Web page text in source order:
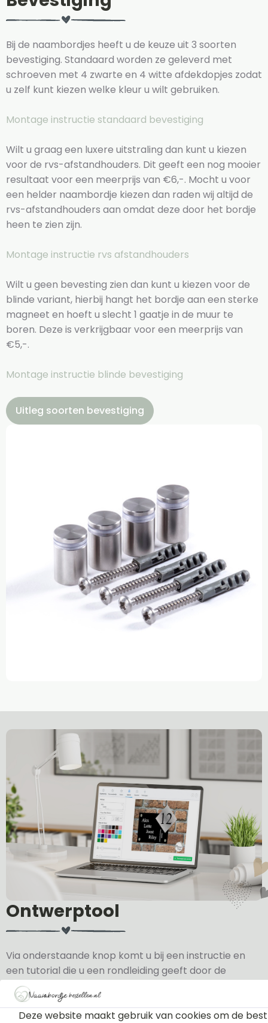
Bij de naambordjes heeft u de keuze uit 3 soorten
bevestiging. Standaard worden ze geleverd met
schroeven met 4 zwarte en 4 witte afdekdopjes zodat
u zelf kunt kiezen welke kleur u wilt gebruiken.
Montage instructie standaard bevestiging
Wilt u graag een luxere uitstraling dan kunt u kiezen
voor de rvs-afstandhouders. Dit geeft een nog mooier
resultaat voor een meerprijs van €6,-. Mocht u voor
een helder naambordje kiezen dan raden wij altijd de
rvs-afstandhouders aan omdat deze door het bordje
heen te zien zijn.
Montage instructie rvs afstandhouders
Wilt u geen bevesting zien dan kunt u kiezen voor de
blinde variant, hierbij hangt het bordje aan een sterke
magneet en hoeft u slecht 1 gaatje in de muur te
boren. Deze is verkrijgbaar voor een meerprijs van
€5,-.
Montage instructie blinde bevestiging
Uitleg soorten bevestiging
Ontwerptool
Via onderstaande knop komt u bij een instructie en
een tutorial die u een rondleiding geeft door de
ontwerptool. Hierdoor weet u precies hoe u zelf uw
naambordje helemaal kunt aanpassen en naar uw
eigen smaak kunt ontwerpen.
Deze website maakt gebruik van cookies om de best